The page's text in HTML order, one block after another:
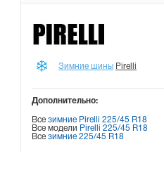
Зимние шины Pirelli
Дополнительно:
Всезимние Pirelli 225/45 R18
Все модели Pirelli 225/45 R18
Всезимние 225/45 R18